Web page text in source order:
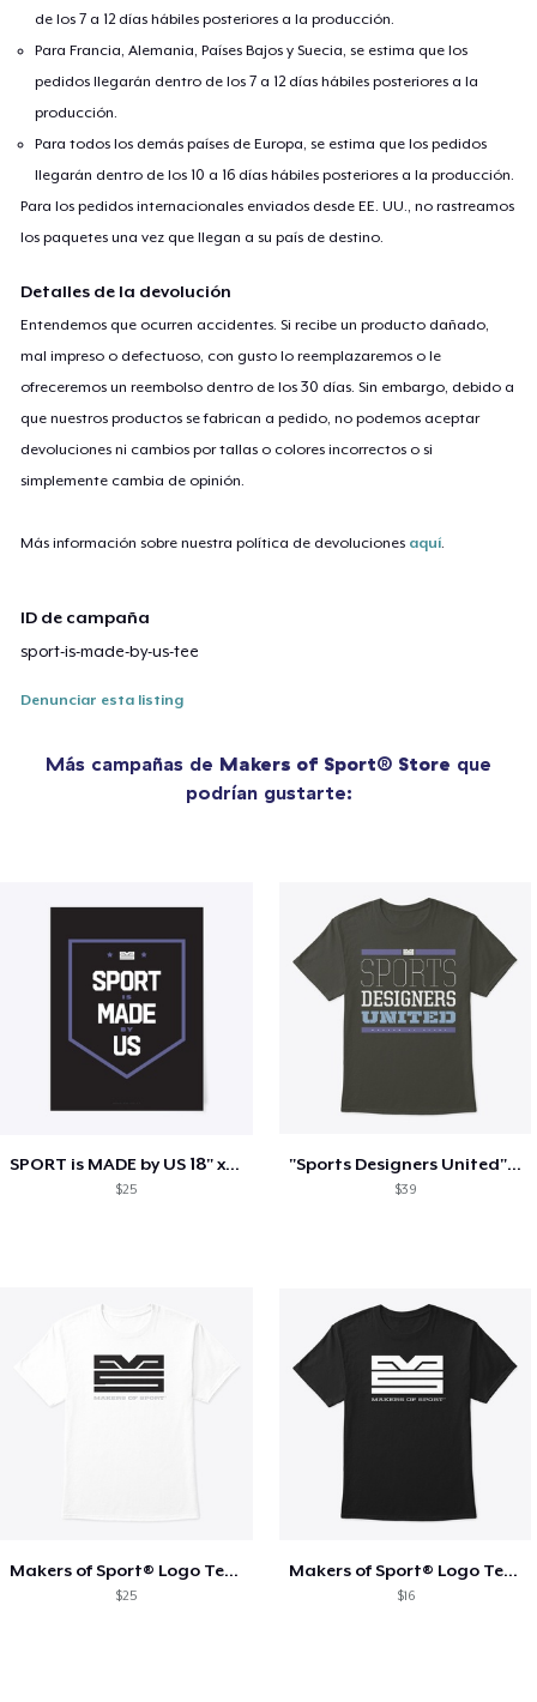
de los 7 a 12 días hábiles posteriores a la producción.
Para Francia, Alemania, Países Bajos y Suecia, se estima que los
pedidos llegarán dentro de los 7 a 12 días hábiles posteriores a la
producción.
Para todos los demás países de Europa, se estima que los pedidos
llegarán dentro de los 10 a 16 días hábiles posteriores a la producción.
Para los pedidos internacionales enviados desde EE. UU., no rastreamos
los paquetes una vez que llegan a su país de destino.
Detalles de la devolución
Entendemos que ocurren accidentes. Si recibe un producto dañado,
mal impreso o defectuoso, con gusto lo reemplazaremos o le
ofreceremos un reembolso dentro de los 30 días. Sin embargo, debido a
que nuestros productos se fabrican a pedido, no podemos aceptar
devoluciones ni cambios por tallas o colores incorrectos o si
simplemente cambia de opinión.
Más información sobre nuestra política de devoluciones aquí.
ID de campaña
sport-is-made-by-us-tee
Denunciar esta listing
Más campañas de Makers of Sport® Store que
podrían gustarte:
SPORT is MADE by US 18" x 24" poster
$25
"Sports Designers United" Shirt
$39
Makers of Sport® Logo Tee (White)
$25
Makers of Sport® Logo Tee (Black)
$16